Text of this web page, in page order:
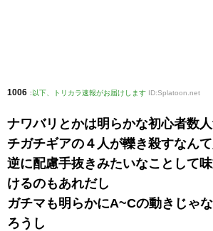
1006 :以下、トリカラ速報がお届けします ID:Splatoon.net
ナワバリとかは明らかな初心者数
チガチギアの４人が轢き殺すなん
逆に配慮手抜きみたいなことして
けるのもあれだし
ガチマも明らかにA~Cの動きじゃ
ろうし